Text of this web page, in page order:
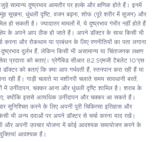
सामान्य दुष्प्रभाव आमतौर पर हल्के और क्षणिक होते हैं। इनमें
सूखना, धुंधली दृष्टि, वजन बढ़ना, शोफ (पूरे शरीर में सूजन) और
हो सकती है। ज्यादातर मामलों में, ये दुष्प्रभाव गंभीर नहीं होते हैं
के अपने आप ठीक हो जाते हैं। अपने डॉक्टर के साथ किसी भी
करना और रोकथाम या प्रबंधन के लिए रणनीतियों का पता लगाना
दुर्लभ हैं, लेकिन किसी भी असामान्य या चिंताजनक लक्षण
प्रदाता को बताएं। प्रेगैबिड सीआर 82.5एमजी टैबलेट 10'एस
को बताएं कि क्या आप गर्भवती हैं, स्तनपान करा रही हैं या
रही हैं। गाड़ी चलाते या मशीनरी चलाते समय सावधानी बरतें,
में उनींदापन, चक्कर आना और धुंधली दृष्टि शामिल है। शराब के
क्योंकि इससे अत्यधिक उनींदापन और चक्कर आ सकते हैं।
सुनिश्चित करने के लिए अपनी पूरी चिकित्सा इतिहास और
भी अन्य दवाओं पर अपने डॉक्टर से चर्चा करना याद रखें।
और अपनी उपचार योजना में कोई आवश्यक समायोजन करने के
आवश्यक हैं।